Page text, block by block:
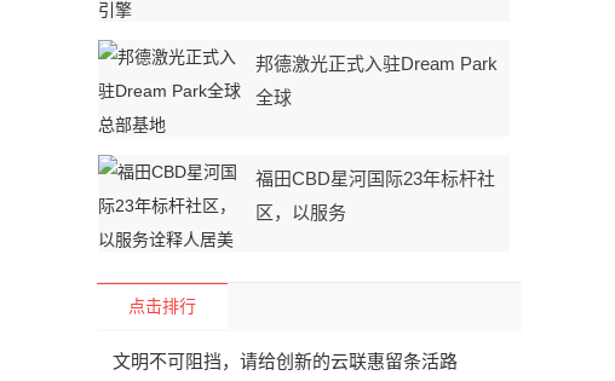
邦德激光正式入驻Dream Park
全球
福田CBD星河国际23年标杆社
区，以服务
点击排行
文明不可阻挡，请给创新的云联惠留条活路